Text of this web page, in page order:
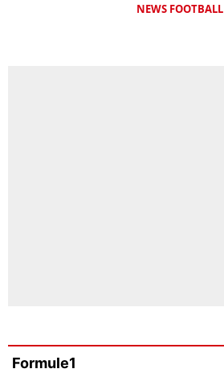
NEWS FOOTBALL
Formule1